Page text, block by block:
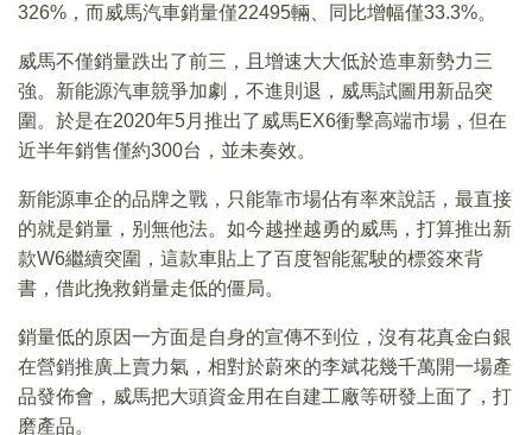
326%，而威馬汽車銷量僅22495輛、同比增幅僅33.3%。
威馬不僅銷量跌出了前三，且增速大大低於造車新勢力三
強。新能源汽車競爭加劇，不進則退，威馬試圖用新品突
圍。於是在2020年5月推出了威馬EX6衝擊高端市場，但在
近半年銷售僅約300台，並未奏效。
新能源車企的品牌之戰，只能靠市場佔有率來說話，最直接
的就是銷量，别無他法。如今越挫越勇的威馬，打算推出新
款W6繼續突圍，這款車貼上了百度智能駕駛的標簽來背
書，借此挽救銷量走低的僵局。
銷量低的原因一方面是自身的宣傳不到位，沒有花真金白銀
在營銷推廣上賣力氣，相對於蔚來的李斌花幾千萬開一場產
品發佈會，威馬把大頭資金用在自建工廠等研發上面了，打
磨產品。